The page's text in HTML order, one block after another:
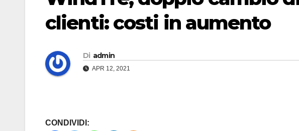
clienti: costi in aumento
Di admin
APR 12, 2021
CONDIVIDI: